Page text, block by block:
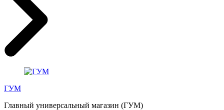
ГУМ
Главный универсальный магазин (ГУМ)